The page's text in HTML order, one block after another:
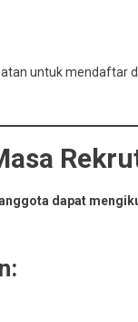
untuk mendaftar
dapat